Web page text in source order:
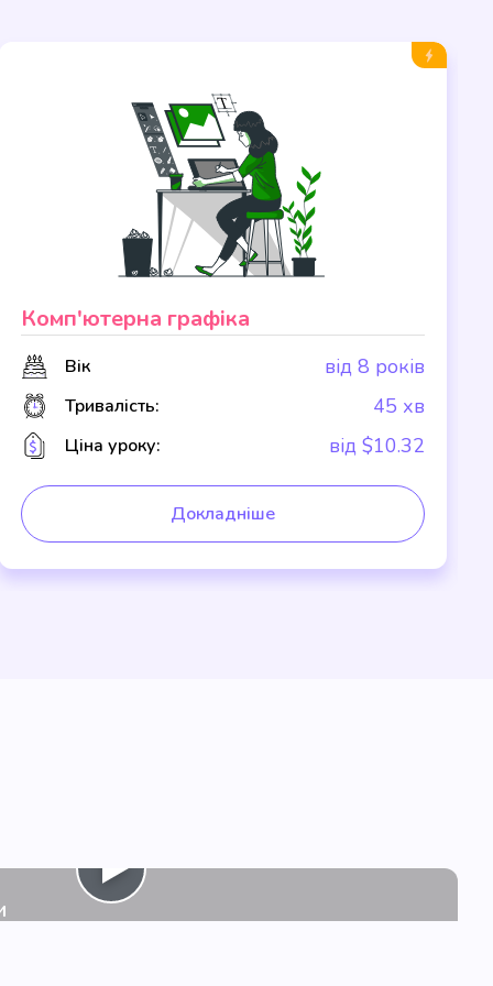
Комп'ютерна графіка
Вік від 8 років
Тривалість: 45 хв
Ціна уроку: від $10.32
Докладніше